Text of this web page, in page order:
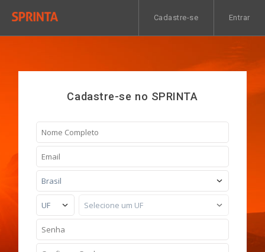
Cadastre-se Entrar
Cadastre-se no SPRINTA